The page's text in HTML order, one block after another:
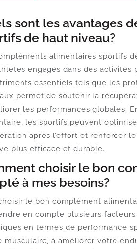
sont les avantages
de haut niveau?
alimentaires sportifs
engagés dans des activités
essentiels tels que les
permet de soutenir la
les performances globales.
les sportifs peuvent
après l’effort et renforcer
plus efficace et durable.
choisir le bon
à mes besoins?
le bon complément
en compte plusieurs
en termes de performance
musculaire, à améliorer votre